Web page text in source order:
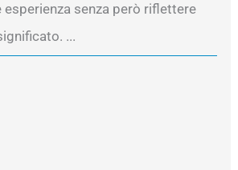
senza però riflettere
...